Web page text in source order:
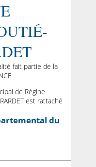
fait partie de la
de Régine
est rattaché
du